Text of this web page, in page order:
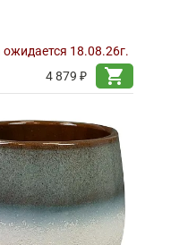
18.08.26г.
4 879 ₽
shopping_cart